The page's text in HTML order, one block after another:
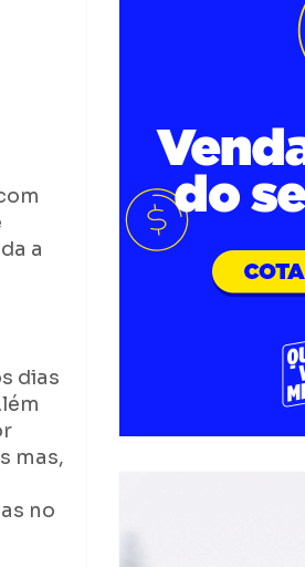
a
dias
mas,
no